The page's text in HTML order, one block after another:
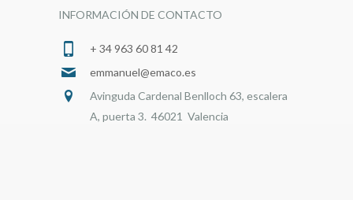
INFORMACIÓN DE CONTACTO
+ 34 963 60 81 42
emmanuel@emaco.es
Avinguda Cardenal Benlloch 63, escalera
A, puerta 3. 46021 Valencia